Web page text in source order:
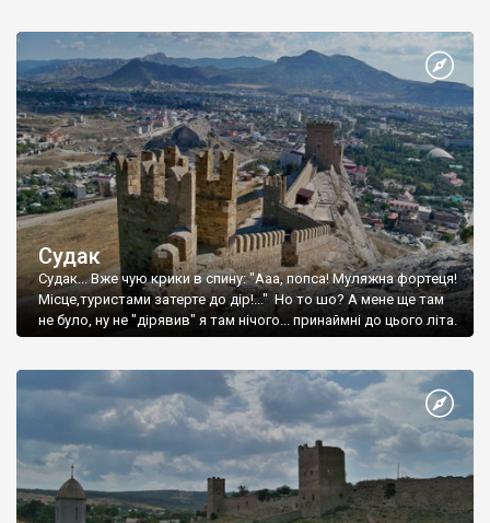
Судак
Судак... Вже чую крики в спину: "Ааа, попса! Муляжна фортеця!
Місце,туристами затерте до дір!..." Но то шо? А мене ще там
не було, ну не "дірявив" я там нічого... принаймні до цього літа.